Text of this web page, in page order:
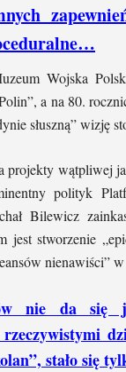
Wojska
a na 80.
słuszną” wizję
wątpliwej
polityk
Bilewicz
stworzenie
nienawiści”
nie da się
stało się